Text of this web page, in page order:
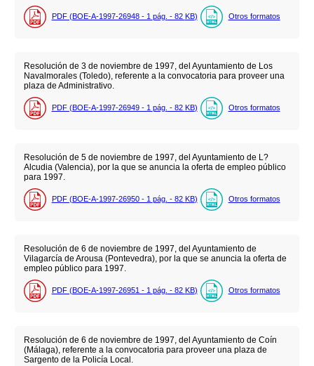
PDF (BOE-A-1997-26948 - 1 pág. - 82 KB) Otros formatos
Resolución de 3 de noviembre de 1997, del Ayuntamiento de Los
Navalmorales (Toledo), referente a la convocatoria para proveer una
plaza de Administrativo.
PDF (BOE-A-1997-26949 - 1 pág. - 82 KB) Otros formatos
Resolución de 5 de noviembre de 1997, del Ayuntamiento de L?
Alcudia (Valencia), por la que se anuncia la oferta de empleo público
para 1997.
PDF (BOE-A-1997-26950 - 1 pág. - 82 KB) Otros formatos
Resolución de 6 de noviembre de 1997, del Ayuntamiento de
Vilagarcía de Arousa (Pontevedra), por la que se anuncia la oferta de
empleo público para 1997.
PDF (BOE-A-1997-26951 - 1 pág. - 82 KB) Otros formatos
Resolución de 6 de noviembre de 1997, del Ayuntamiento de Coín
(Málaga), referente a la convocatoria para proveer una plaza de
Sargento de la Policía Local.